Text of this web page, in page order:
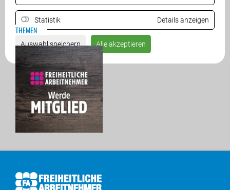
Statistik Details anzeigen
Auswahl speichern Alle akzeptieren
THEMEN